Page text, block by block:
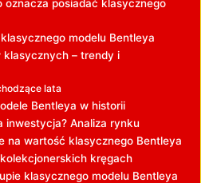
oznacza posiadać klasycznego
modelu Bentleya
klasycznych – trendy i
lata
Bentleya w historii
inwestycja? Analiza⁣ rynku
na ‍wartość klasycznego ⁤Bentleya
kręgach
klasycznego modelu Bentleya